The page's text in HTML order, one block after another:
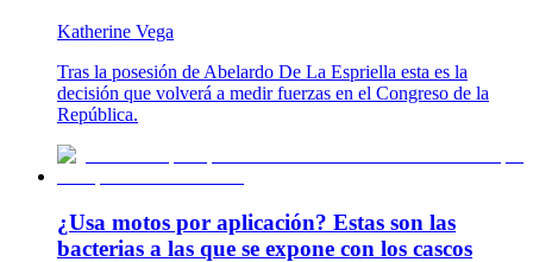
Katherine Vega
Tras la posesión de Abelardo De La Espriella esta es la
decisión que volverá a medir fuerzas en el Congreso de la
República.
¿Usa motos por aplicación? Estas son las
bacterias a las que se expone con los cascos